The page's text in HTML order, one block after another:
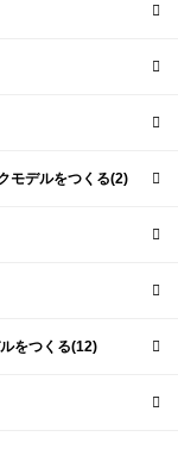
モデルをつくる(2)
をつくる(12)